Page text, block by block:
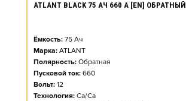
ATLANT BLACK 75 АЧ 660 А [EN] ОБРАТНЫЙ
Ёмкость: 75 Ач
Марка: ATLANT
Полярность: Обратная
Пусковой ток: 660
Вольт: 12
Технология: Ca/Ca